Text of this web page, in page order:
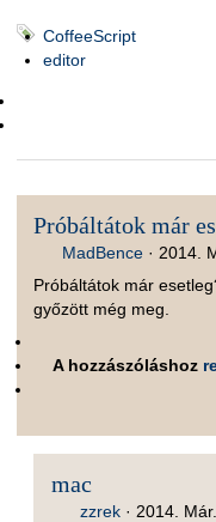
CoffeeScript
editor
Próbáltátok már
MadBence · 2014.
Próbáltátok már
győzött még meg.
A hozzászóláshoz
mac
zzrek· 2014.